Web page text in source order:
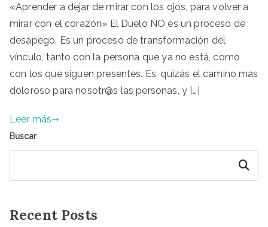
«Aprender a dejar de mirar con los ojos, para volver a
mirar con el corazón» El Duelo NO es un proceso de
desapego. Es un proceso de transformación del
vínculo, tanto con la persona que ya no está, como
con los que siguen presentes. Es, quizás el camino más
doloroso para nosotr@s las personas, y […]
Leer más
Buscar
Buscar
Recent Posts